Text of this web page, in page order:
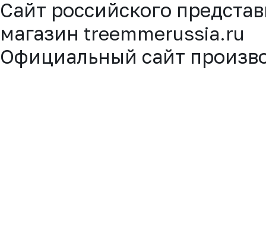
Cайт российского
магазин treemmerussia.ru
Официальный сайт